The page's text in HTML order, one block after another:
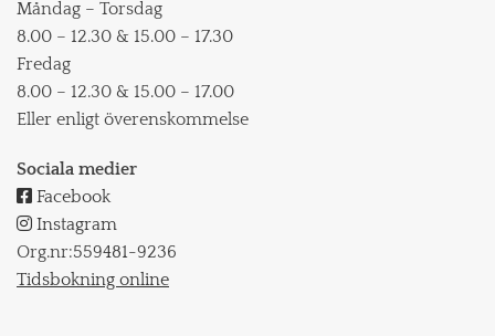
Måndag – Torsdag
8.00 – 12.30 & 15.00 – 17.30
Fredag
8.00 – 12.30 & 15.00 – 17.00
Eller enligt överenskommelse
Sociala medier
 Facebook
 Instagram
Org.nr:559481-9236
Tidsbokning online